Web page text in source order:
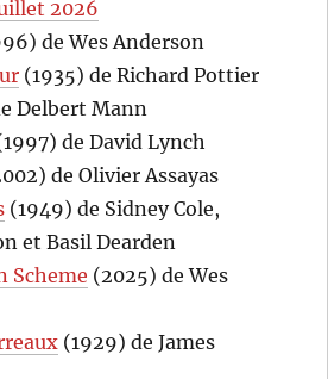
2026
de Wes Anderson
(1935) de Richard Pottier
Delbert Mann
de David Lynch
de Olivier Assayas
(1949) de Sidney Cole,
et Basil Dearden
Scheme (2025) de Wes
(1929) de James